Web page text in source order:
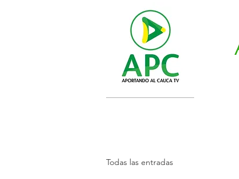
Todas las entradas